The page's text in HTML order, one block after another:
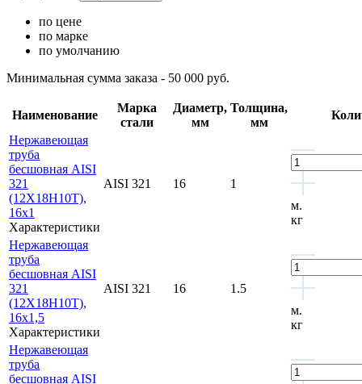
по цене
по марке
по умолчанию
Минимальная сумма заказа - 50 000 руб.
Наименование
Марка
стали
Диаметр,
мм
Толщина,
мм
Нержавеющая
труба
бесшовная AISI
321
(12Х18Н10Т),
16х1
Характеристики
AISI 321 16
1
м.
кг
Нержавеющая
труба
бесшовная AISI
321
(12Х18Н10Т),
16х1,5
Характеристики
AISI 321 16
1.5
м.
кг
Нержавеющая
труба
бесшовная AISI